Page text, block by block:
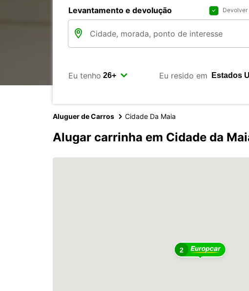
Levantamento e devolução Devolver
Eu tenho Eu resido em
Aluguer de Carros Cidade Da Maia
Alugar carrinha em Cidade da
2